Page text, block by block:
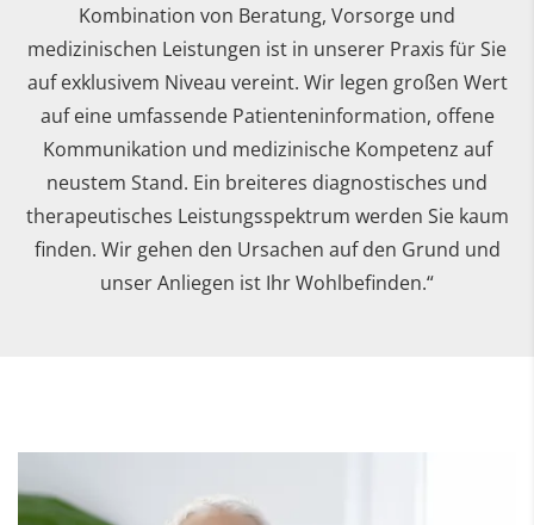
Kombination von Beratung, Vorsorge und
medizinischen Leistungen ist in unserer Praxis für Sie
auf exklusivem Niveau vereint. Wir legen großen Wert
auf eine umfassende Patienteninformation, offene
Kommunikation und medizinische Kompetenz auf
neustem Stand. Ein breiteres diagnostisches und
therapeutisches Leistungsspektrum werden Sie kaum
finden. Wir gehen den Ursachen auf den Grund und
unser Anliegen ist Ihr Wohlbefinden.“